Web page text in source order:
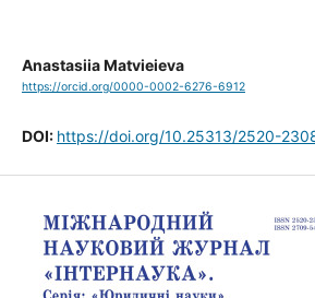
Anastasiia Matvieieva
https://orcid.org/0000-0002-6276-6912
DOI: https://doi.org/10.25313/2520-